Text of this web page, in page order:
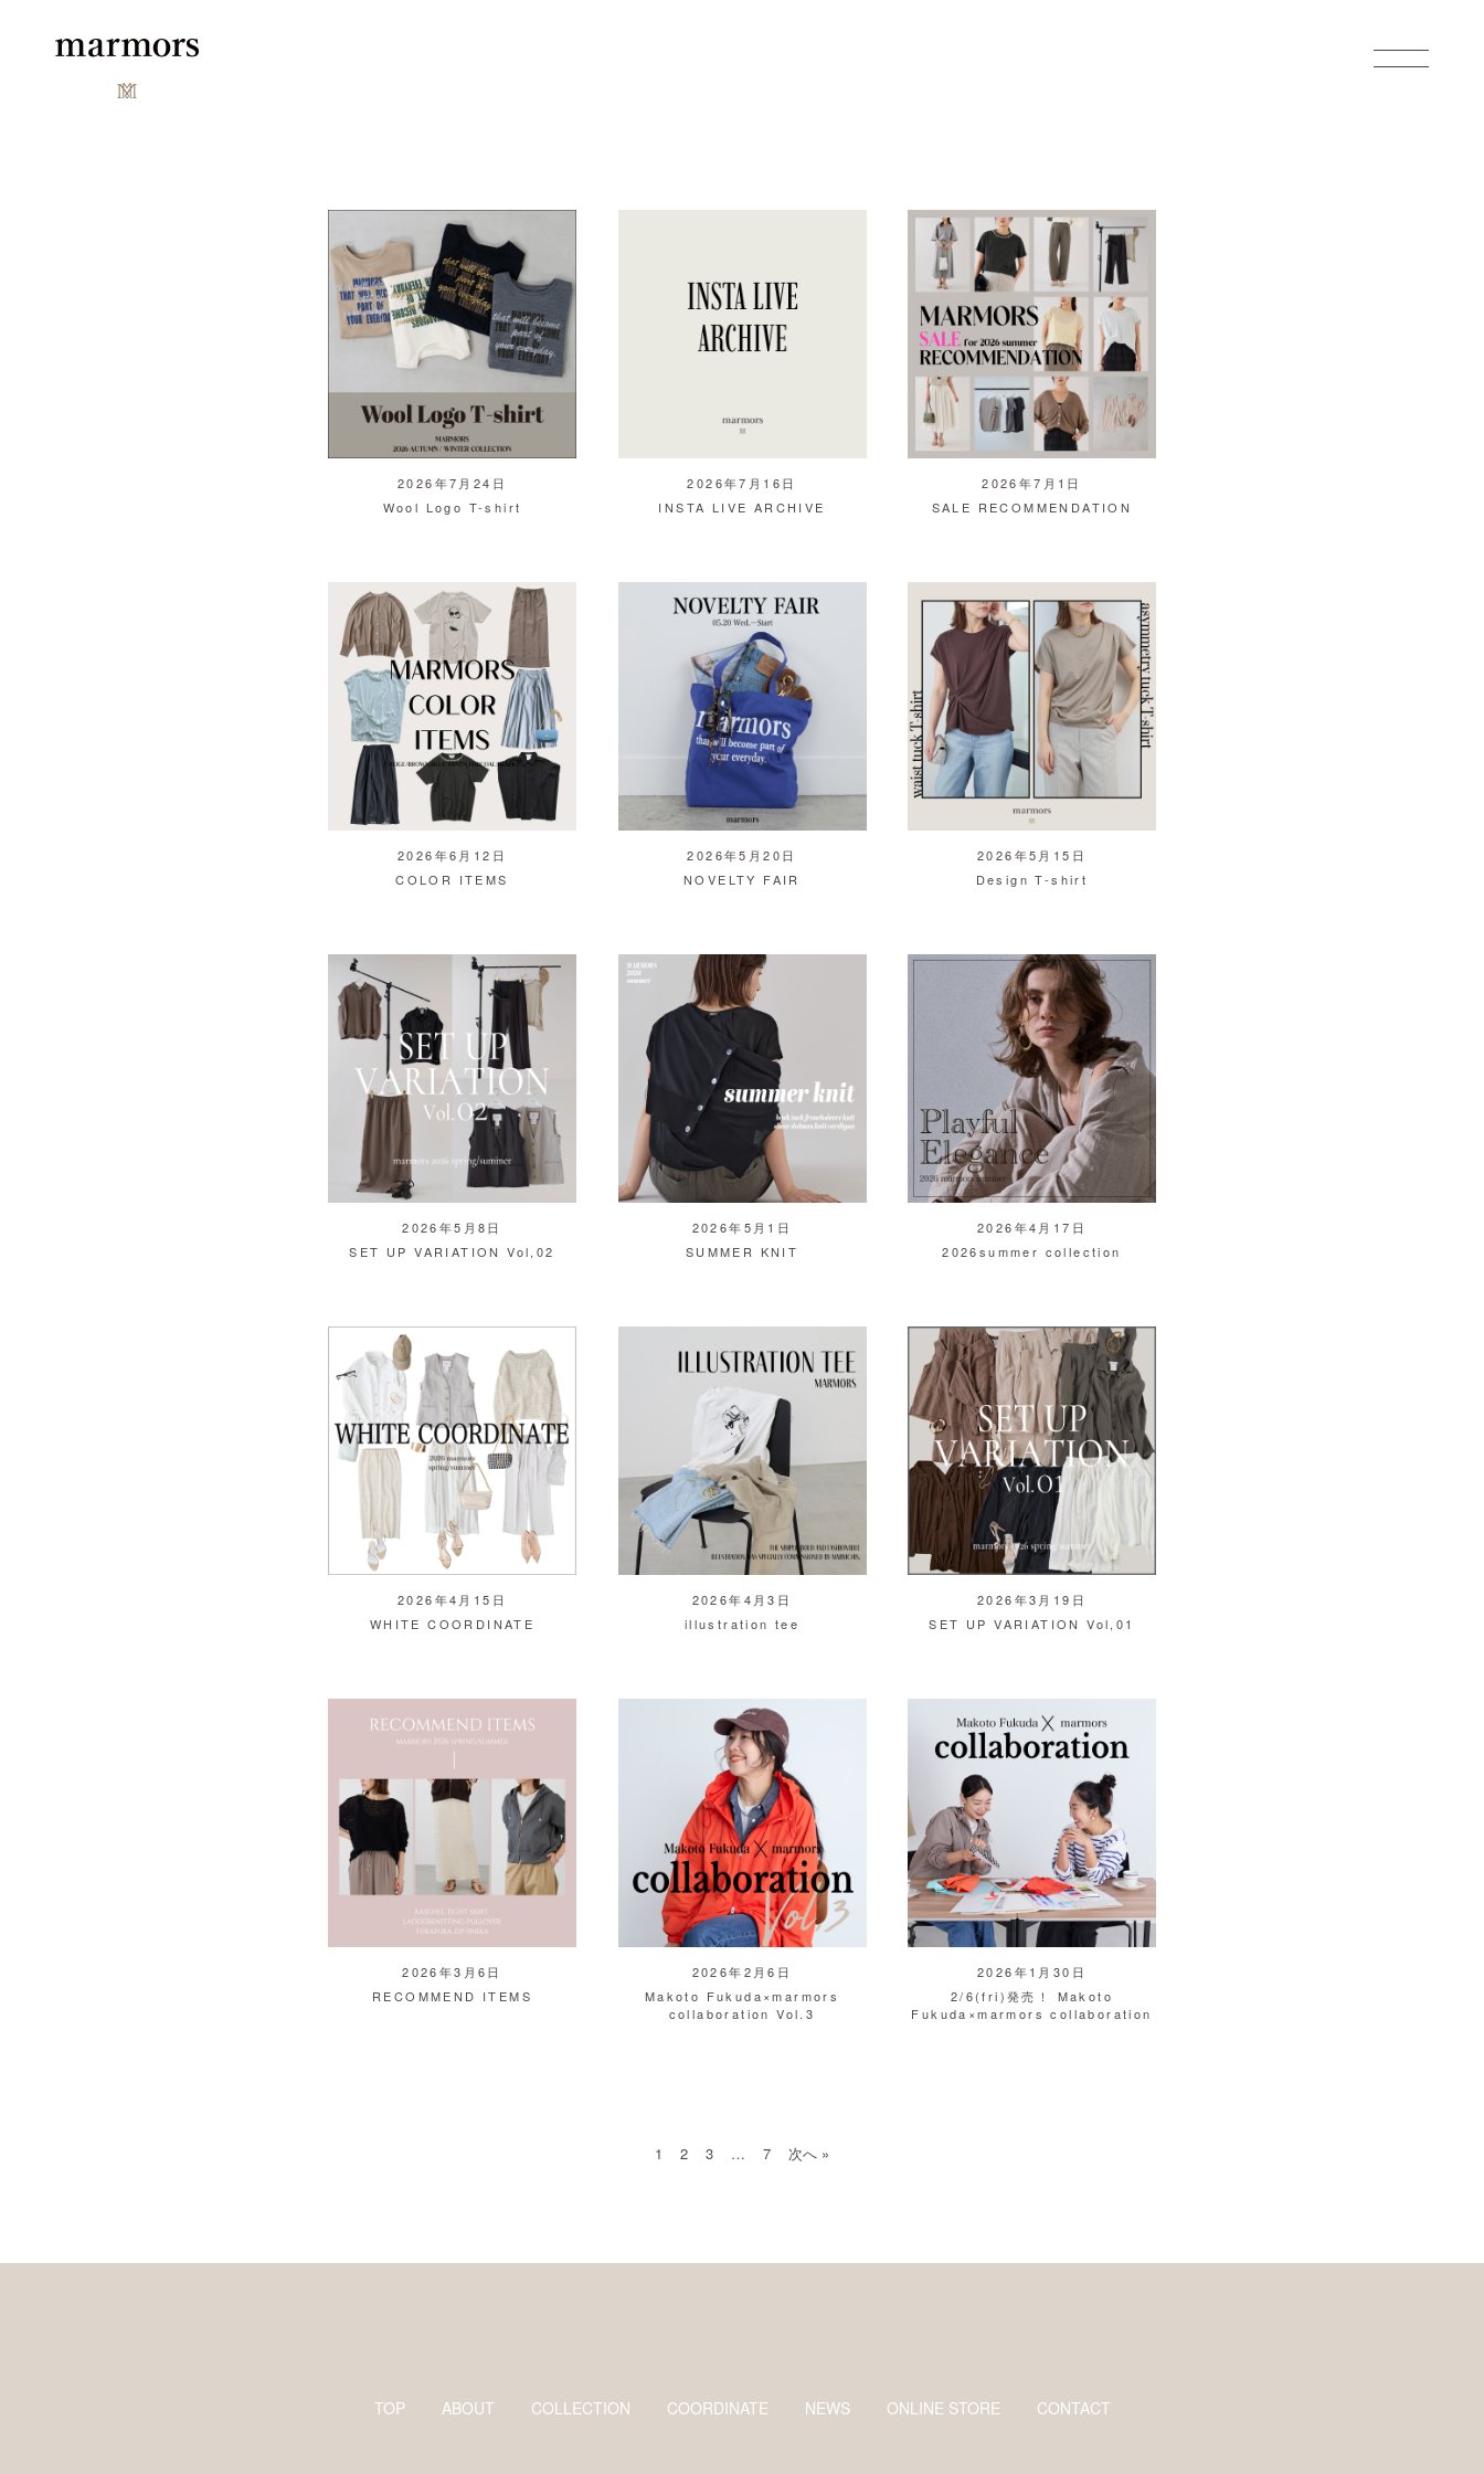
2026年7月24日
Wool Logo T-shirt
2026年7月16日
INSTA LIVE ARCHIVE
2026年7月1日
SALE RECOMMENDATION
2026年6月12日
COLOR ITEMS
2026年5月20日
NOVELTY FAIR
2026年5月15日
Design T-shirt
2026年5月8日
SET UP VARIATION Vol,02
2026年5月1日
SUMMER KNIT
2026年4月17日
2026summer collection
2026年4月15日
WHITE COORDINATE
2026年4月3日
illustration tee
2026年3月19日
SET UP VARIATION Vol,01
2026年3月6日
RECOMMEND ITEMS
2026年2月6日
Makoto Fukuda×marmors
collaboration Vol.3
2026年1月30日
2/6(fri)発売！ Makoto
Fukuda×marmors collaboration
1 2 3 … 7 次へ »
TOP ABOUT COLLECTION COORDINATE NEWS ONLINE STORE CONTACT